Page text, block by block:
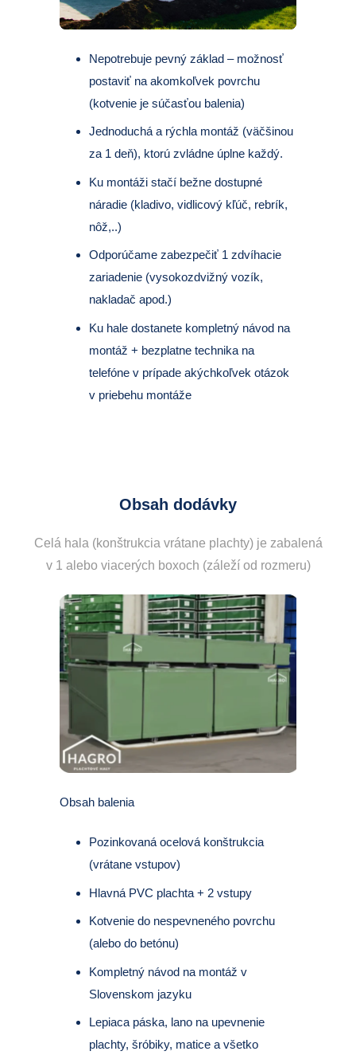
Nepotrebuje pevný základ – možnosť
postaviť na akomkoľvek povrchu
(kotvenie je súčasťou balenia)
Jednoduchá a rýchla montáž (väčšinou
za 1 deň), ktorú zvládne úplne každý.
Ku montáži stačí bežne dostupné
náradie (kladivo, vidlicový kľúč, rebrík,
nôž,..)
Odporúčame zabezpečiť 1 zdvíhacie
zariadenie (vysokozdvižný vozík,
nakladač apod.)
Ku hale dostanete kompletný návod na
montáž + bezplatne technika na
telefóne v prípade akýchkoľvek otázok
v priebehu montáže
Obsah dodávky
Celá hala (konštrukcia vrátane plachty) je zabalená
v 1 alebo viacerých boxoch (záleží od rozmeru)
Obsah balenia
Pozinkovaná ocelová konštrukcia
(vrátane vstupov)
Hlavná PVC plachta + 2 vstupy
Kotvenie do nespevneného povrchu
(alebo do betónu)
Kompletný návod na montáž v
Slovenskom jazyku
Lepiaca páska, lano na upevnenie
plachty, šróbiky, matice a všetko